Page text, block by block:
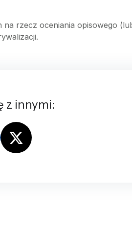
rzecz oceniania opisowego
z innymi: